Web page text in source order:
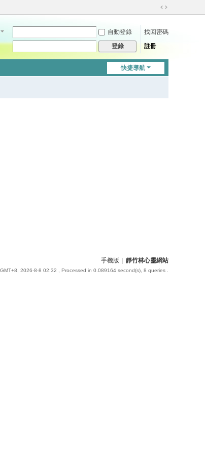
切
到
自動登錄
找回密碼
登錄 註冊
快捷導航
手機版 靜竹林心靈網站
GMT+8, 2026-8-8 02:32 , Processed in 0.089164 second(s), 8 queries .